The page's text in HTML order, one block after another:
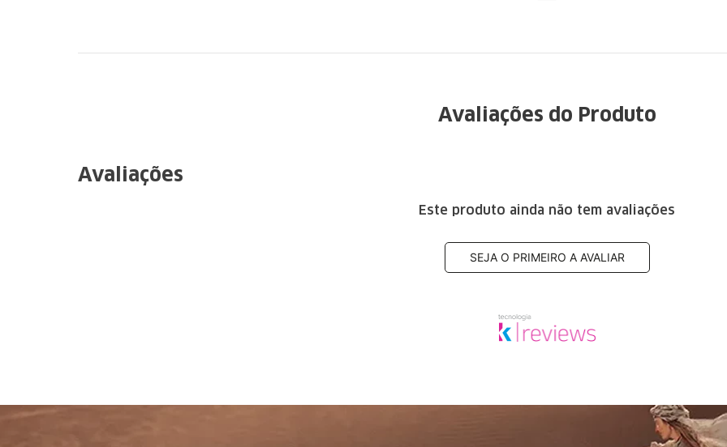
Avaliações do Produto
Avaliações
Este produto ainda não tem avaliações
SEJA O PRIMEIRO A AVALIAR